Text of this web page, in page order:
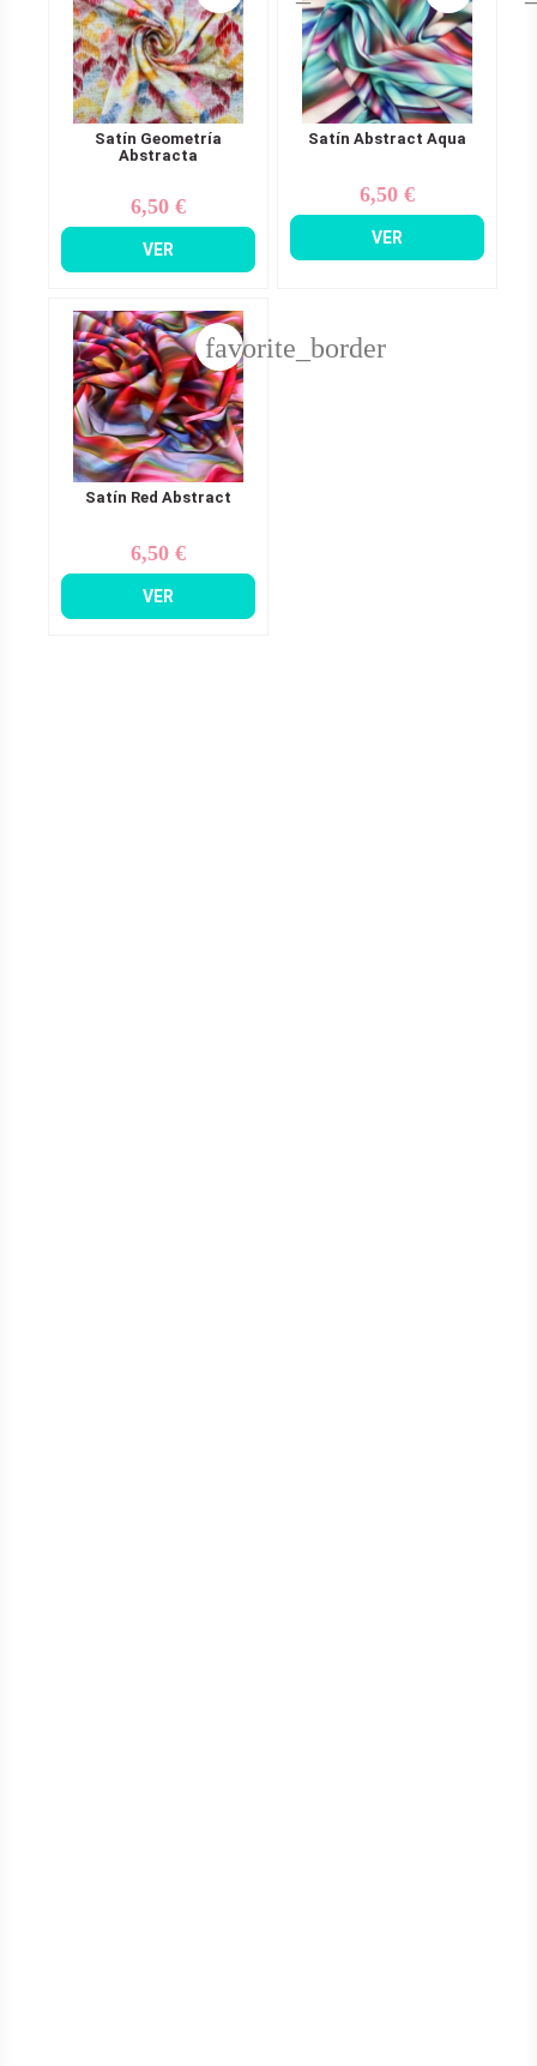
Satín Geometría
Abstracta
Precio
6,50 €
VER
Satín Abstract Aqua
Precio
6,50 €
VER
Satín Red Abstract
Precio
6,50 €
VER
favorite_border